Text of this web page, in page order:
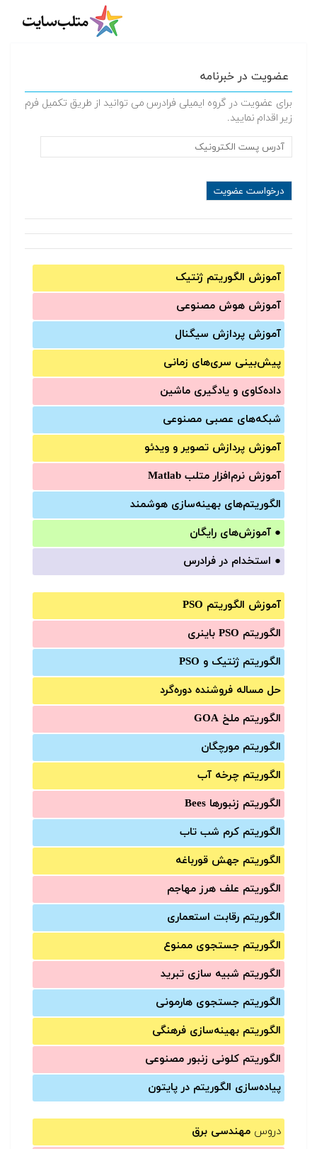
عضویت در خبرنامه
برای عضویت در گروه ایمیلی فرادرس می توانید از طریق تکمیل فرم
زیر اقدام نمایید.
آموزش الگوریتم ژنتیک
آموزش‌ هوش مصنوعی
آموزش‌ پردازش سیگنال
پیش‌‌بینی سری‌‌های زمانی
داده‌کاوی و یادگیری ماشین
شبکه‌های عصبی مصنوعی
آموزش‌ پردازش تصویر و ویدئو
آموزش‌ نرم‌افزار متلب Matlab
الگوریتم‌های بهینه‌سازی هوشمند
● آموزش‌های رایگان
● استخدام در فرادرس
آموزش الگوریتم PSO
الگوریتم PSO باینری
الگوریتم ژنتیک و PSO
حل مساله فروشنده دوره‌گرد
الگوریتم ملخ GOA
الگوریتم مورچگان
الگوریتم چرخه آب
الگوریتم زنبورها Bees
الگوریتم کرم شب تاب
الگوریتم جهش قورباغه
الگوریتم علف هرز مهاجم
الگوریتم رقابت استعماری
الگوریتم جستجوی ممنوع
الگوریتم شبیه سازی تبرید
الگوریتم جستجوی هارمونی
الگوریتم بهینه‌سازی فرهنگی
الگوریتم کلونی زنبور مصنوعی
پیاده‌سازی الگوریتم در پایتون
دروس مهندسی برق